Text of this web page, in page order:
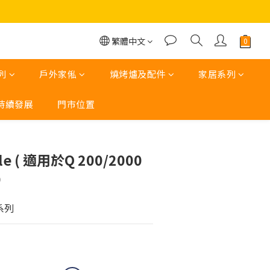
繁體中文
戶外家俬 燒烤爐及配件 家居系列
續發展 門市位置
( 適用於Q 200/2000
列